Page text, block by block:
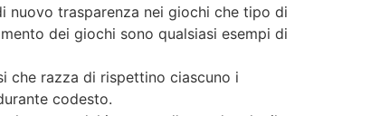
nuovo trasparenza nei giochi che tipo di
dei giochi sono qualsiasi esempi di
che razza di rispettino ciascuno i
codesto.